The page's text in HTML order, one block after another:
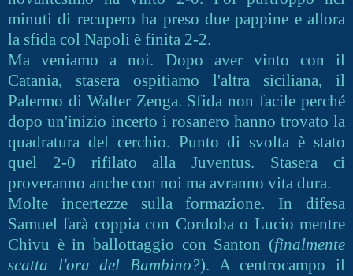
minuti di recupero ha preso due pappine e allora
la sfida col Napoli è finita 2-2.
Ma veniamo a noi. Dopo aver vinto con il
Catania, stasera ospitiamo l'altra siciliana, il
Palermo di Walter Zenga. Sfida non facile perché
dopo un'inizio incerto i rosanero hanno trovato la
quadratura del cerchio. Punto di svolta è stato
quel 2-0 rifilato alla Juventus. Stasera ci
proveranno anche con noi ma avranno vita dura.
Molte incertezze sulla formazione. In difesa
Samuel farà coppia con Cordoba o Lucio mentre
Chivu è in ballottaggio con Santon (finalmente
scatta l'ora del Bambino?). A centrocampo il